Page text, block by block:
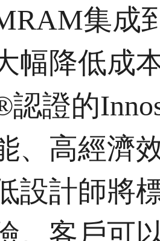
集成
幅降低成
認證的
、高經濟
設計師將
。客戶可